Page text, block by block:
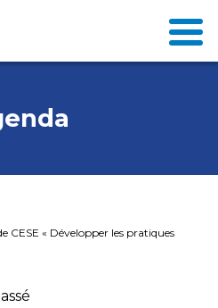
CESE « Développer les pratiques